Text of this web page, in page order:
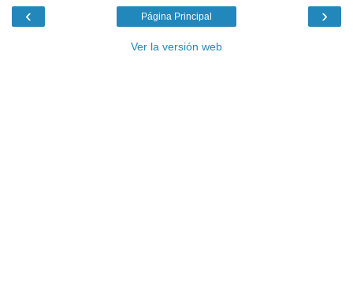
‹ ›
Página Principal
Ver la versión web